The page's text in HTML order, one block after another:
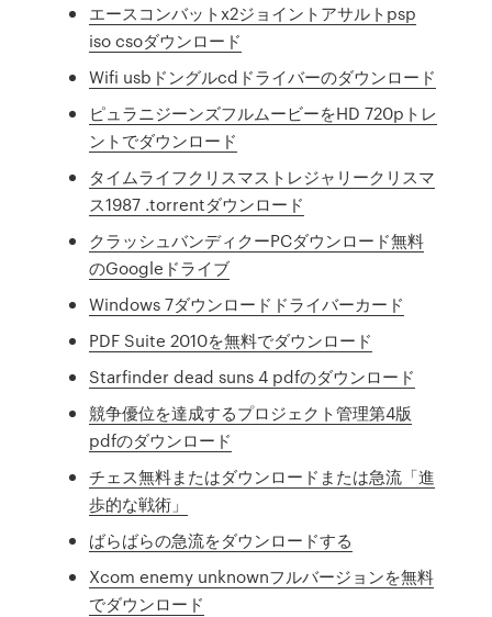
エースコンバットx2ジョイントアサルトpsp
iso csoダウンロード
Wifi usbドングルcdドライバーのダウンロード
ピュラニジーンズフルムービーをHD 720pトレ
ントでダウンロード
タイムライフクリスマストレジャリークリスマ
ス1987 .torrentダウンロード
クラッシュバンディクーPCダウンロード無料
のGoogleドライブ
Windows 7ダウンロードドライバーカード
PDF Suite 2010を無料でダウンロード
Starfinder dead suns 4 pdfのダウンロード
競争優位を達成するプロジェクト管理第4版
pdfのダウンロード
チェス無料またはダウンロードまたは急流「進
歩的な戦術」
ばらばらの急流をダウンロードする
Xcom enemy unknownフルバージョンを無料
でダウンロード